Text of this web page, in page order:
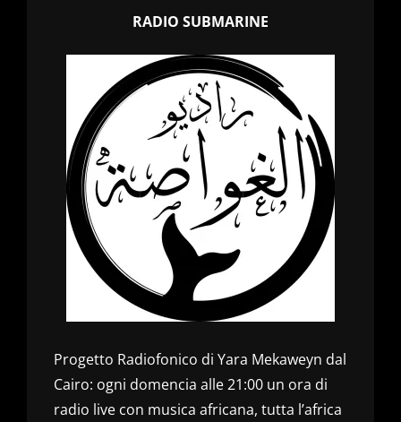
RADIO SUBMARINE
Progetto Radiofonico di Yara Mekaweyn dal
Cairo: ogni domencia alle 21:00 un ora di
radio live con musica africana, tutta l’africa